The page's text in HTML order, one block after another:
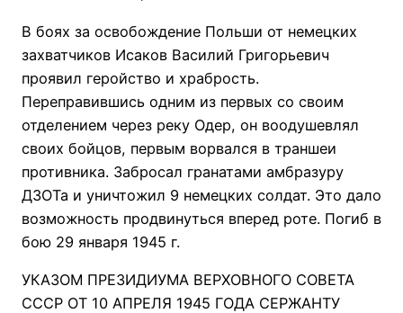
В боях за освобождение Польши от немецких
захватчиков Исаков Василий Григорьевич
проявил геройство и храбрость.
Переправившись одним из первых со своим
отделением через реку Одер, он воодушевлял
своих бойцов, первым ворвался в траншеи
противника. Забросал гранатами амбразуру
ДЗОТа и уничтожил 9 немецких солдат. Это дало
возможность продвинуться вперед роте. Погиб в
бою 29 января 1945 г.
УКАЗОМ ПРЕЗИДИУМА ВЕРХОВНОГО СОВЕТА
СССР ОТ 10 АПРЕЛЯ 1945 ГОДА СЕРЖАНТУ